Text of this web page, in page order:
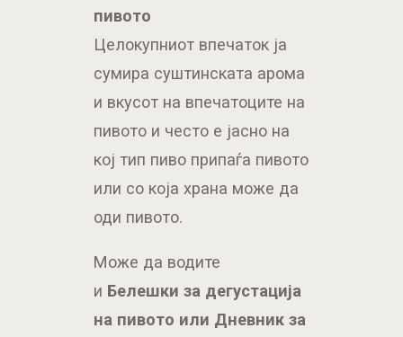
пивото
Целокупниот впечаток ја
сумира суштинската арома
и вкусот на впечатоците на
пивото и често е јасно на
кој тип пиво припаѓа пивото
или со која храна може да
оди пивото.
Може да водите
и Белешки за дегустација
на пивото или Дневник за